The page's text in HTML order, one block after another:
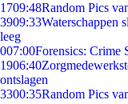
1709:48Random Pics
3909:33Waterschappen
leeg
007:00Forensics: Crime
1906:40
ontslagen
3300:35Random Pics